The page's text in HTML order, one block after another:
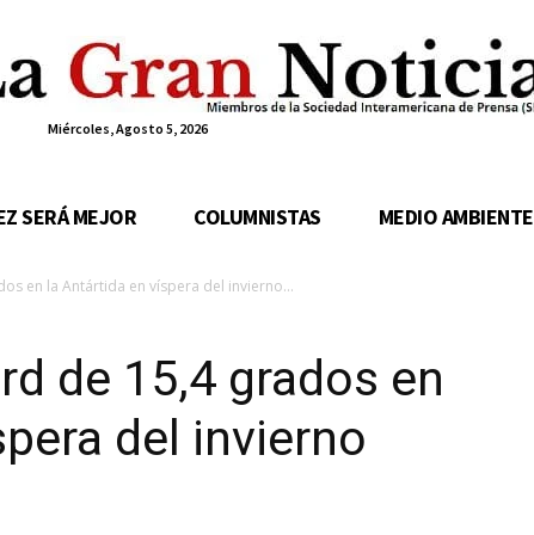
Miércoles, Agosto 5, 2026
SERÁ MEJOR COLUMNISTAS MEDIO AMBIENTE
en la Antártida en víspera del invierno...
de 15,4 grados en
del invierno